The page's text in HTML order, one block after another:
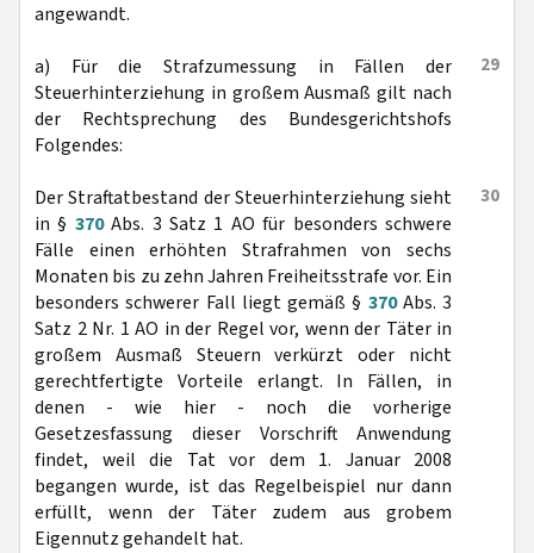
angewandt.
29
a) Für die Strafzumessung in Fällen der
Steuerhinterziehung in großem Ausmaß gilt nach
der Rechtsprechung des Bundesgerichtshofs
Folgendes:
30
Der Straftatbestand der Steuerhinterziehung sieht
in § 370Abs. 3 Satz 1 AO für besonders schwere
Fälle einen erhöhten Strafrahmen von sechs
Monaten bis zu zehn Jahren Freiheitsstrafe vor. Ein
besonders schwerer Fall liegt gemäß § 370Abs. 3
Satz 2 Nr. 1 AO in der Regel vor, wenn der Täter in
großem Ausmaß Steuern verkürzt oder nicht
gerechtfertigte Vorteile erlangt. In Fällen, in
denen - wie hier - noch die vorherige
Gesetzesfassung dieser Vorschrift Anwendung
findet, weil die Tat vor dem 1. Januar 2008
begangen wurde, ist das Regelbeispiel nur dann
erfüllt, wenn der Täter zudem aus grobem
Eigennutz gehandelt hat.